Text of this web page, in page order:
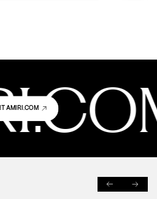
AMIRI.COM
PREVIOUSNEXT